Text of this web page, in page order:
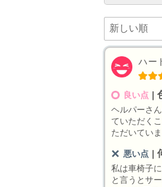
ハー
良い点
ヘルパーさ
ていただく
ただいていま
悪い点
私は車椅子
と言うとサ